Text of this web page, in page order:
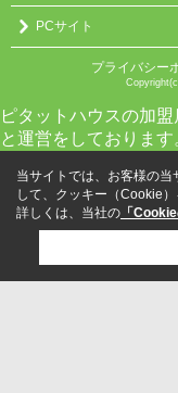
PCサイト
プライバシー
ピタットハウスの加
と運営をしております
当サイトでは、お客様の当
して、クッキー（Cookie）
詳しくは、当社の 「